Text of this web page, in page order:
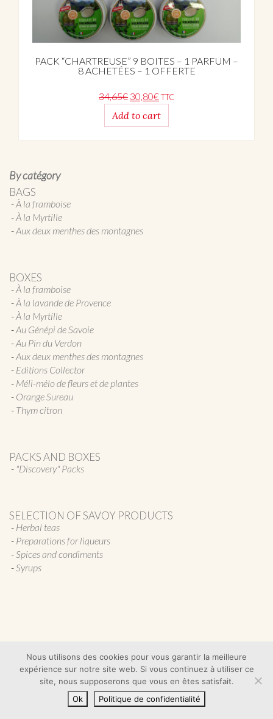
By catégory
BAGS
À la framboise
À la Myrtille
Aux deux menthes des montagnes
BOXES
À la framboise
À la lavande de Provence
À la Myrtille
Au Génépi de Savoie
Au Pin du Verdon
Aux deux menthes des montagnes
Editions Collector
Méli-mélo de fleurs et de plantes
Orange Sureau
Thym citron
PACKS AND BOXES
"Discovery" Packs
SELECTION OF SAVOY PRODUCTS
Herbal teas
Preparations for liqueurs
Spices and condiments
Syrups
PACK “CHARTREUSE” 9 BOITES – 1 PARFUM –
8 ACHETÉES – 1 OFFERTE
34,65€ Original price was: 34,65€.
30,80€Current price is: 30,80€.
TTC
Add to cart
Follow Us on Faceboook
Follow Us on
Instagram
Nous utilisons des cookies pour vous garantir la meilleure
expérience sur notre site web. Si vous continuez à utiliser ce
site, nous supposerons que vous en êtes satisfait.
Ok
Politique de confidentialité